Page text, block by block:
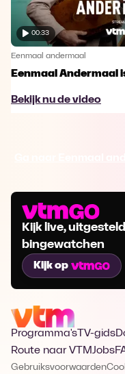
00:33
Eenmaal andermaal
Eenmaal Andermaal
Bekijk nu de video
Kijk live,
bingewatchen
Kijk op
Programma's TV-gids
Route naar VTMJobs
Gebruiksvoorwaarden